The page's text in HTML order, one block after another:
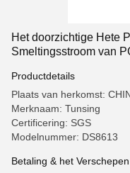
Het doorzichtige Hete
Smeltingsstroom van
Productdetails
Plaats van herkomst:
Merknaam: Tunsing
Certificering: SGS
Modelnummer: DS8613
Betaling & het